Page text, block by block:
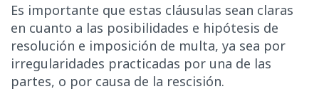
Es importante que estas cláusulas sean claras
en cuanto a las posibilidades e hipótesis de
resolución e imposición de multa, ya sea por
irregularidades practicadas por una de las
partes, o por causa de la rescisión.